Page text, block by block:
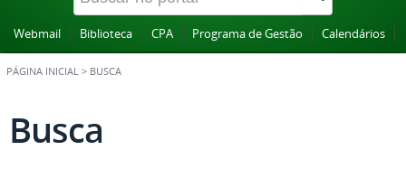
Webmail Biblioteca CPA Programa de Gestão Calendários
PÁGINA INICIAL > BUSCA
Busca